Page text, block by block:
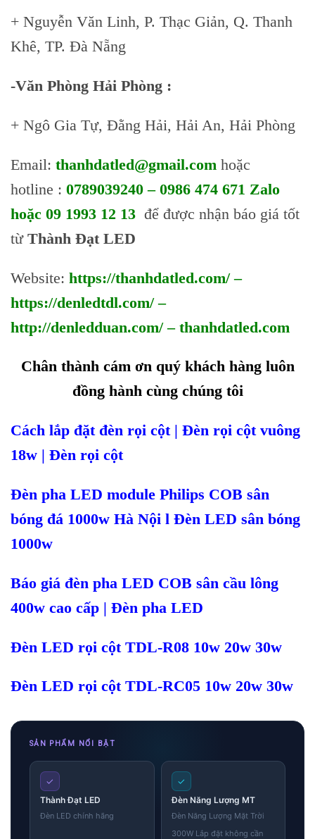
Skip
to
+ Nguyễn Văn Linh, P. Thạc Giản, Q. Thanh
Khê, TP. Đà Nẵng
-Văn Phòng Hải Phòng :
+ Ngô Gia Tự, Đằng Hải, Hải An, Hải Phòng
Email: thanhdatled@gmail.com hoặc
hotline : 0789039240 – 0986 474 671 Zalo
hoặc 09 1993 12 13 để được nhận báo giá tốt
từ Thành Đạt LED
Website: https://thanhdatled.com/–
https://denledtdl.com/–
http://denledduan.com/– thanhdatled.com
Chân thành cám ơn quý khách hàng luôn
đồng hành cùng chúng tôi
Cách lắp đặt đèn rọi cột | Đèn rọi cột vuông
18w | Đèn rọi cột
Đèn pha LED module Philips COB sân
bóng đá 1000w Hà Nội l Đèn LED sân bóng
1000w
Báo giá đèn pha LED COB sân cầu lông
400w cao cấp | Đèn pha LED
Đèn LED rọi cột TDL-R08 10w 20w 30w
Đèn LED rọi cột TDL-RC05 10w 20w 30w
SẢN PHẨM NỔI BẬT
✓
Thành Đạt LED
Đèn LED chính hãng
✓
Đèn Năng Lượng MT
Đèn Năng Lượng Mặt Trời
300W Lắp đặt không cần